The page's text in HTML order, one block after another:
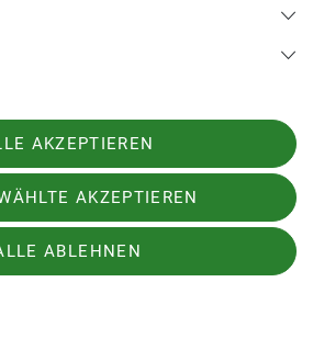
in den nächsten 1,5
noch ein bisschen
AKZEPTIEREN
AKZEPTIEREN
ABLEHNEN